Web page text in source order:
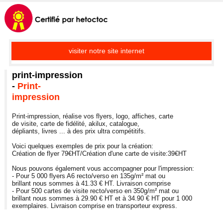
visiter notre site internet
print-impression
- Print-
impression
Print-impression, réalise vos flyers, logo, affiches, carte
de visite, carte de fidélité, akilux, catalogue,
dépliants, livres ... à des prix ultra compétitifs.
Voici quelques exemples de prix pour la création:
Création de flyer 79€HT/Création d'une carte de visite:39€HT
Nous pouvons également vous accompagner pour l'impression:
- Pour 5 000 flyers A6 recto/verso en 135g/m² mat ou
brillant nous sommes à 41.33 € HT. Livraison comprise
- Pour 500 cartes de visite recto/verso en 350g/m² mat ou
brillant nous sommes à 29.90 € HT et à 34.90 € HT pour 1 000
exemplaires. Livraison comprise en transporteur express.